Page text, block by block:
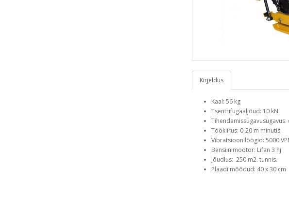
Kirjeldus
Kaal: 56 kg
Tsentrifugaaljõud: 10 kN.
Tihendamissügavusügavus:
Töökiirus: 0-20 m minutis.
Vibratsioonilöögid: 5000
Bensiinimootor: Lifan 3 hj
Jõudlus: 250 m2. tunnis.
Plaadi mõõdud: 40 x 30 cm